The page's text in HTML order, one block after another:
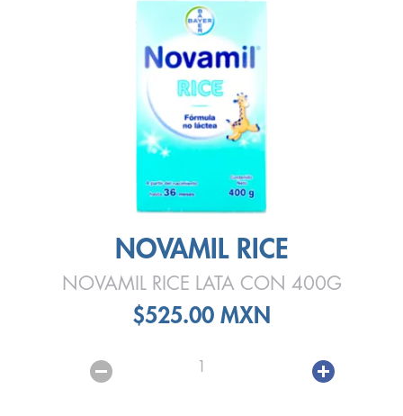
NOVAMIL RICE
NOVAMIL RICE LATA CON 400G
$525.00 MXN
1